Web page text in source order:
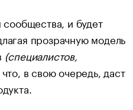
и будет
прозрачную модель
(специалистов,
в свою очередь, даст